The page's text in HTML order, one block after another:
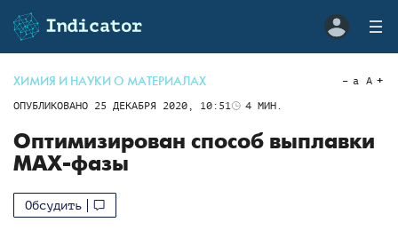
ХИМИЯ И НАУКИ О МАТЕРИАЛАХ
ОПУБЛИКОВАНО 25 ДЕКАБРЯ 2020, 10:51 4 МИН.
a A
Оптимизирован способ выплавки
MAX-фазы
Обсудить